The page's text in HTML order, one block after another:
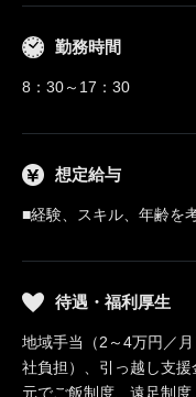
勤務時間
8：30～17：30
想定給与
■経験、スキル、年齢を
待遇・福利厚生
地域手当（2～4万円／
社負担）、引っ越し支
元でご飯制度、遠足制度